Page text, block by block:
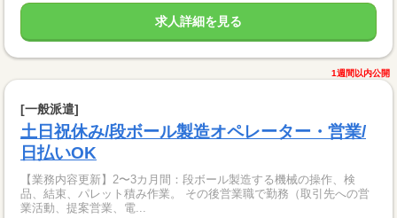
求人詳細を見る
1週間以内公開
[一般派遣]
土日祝休み/段ボール製造オペレーター・営業/
日払いOK
【業務内容更新】2〜3カ月間：段ボール製造する機械の操作、検
品、結束、パレット積み作業。 その後営業職で勤務（取引先への営
業活動、提案営業、電...